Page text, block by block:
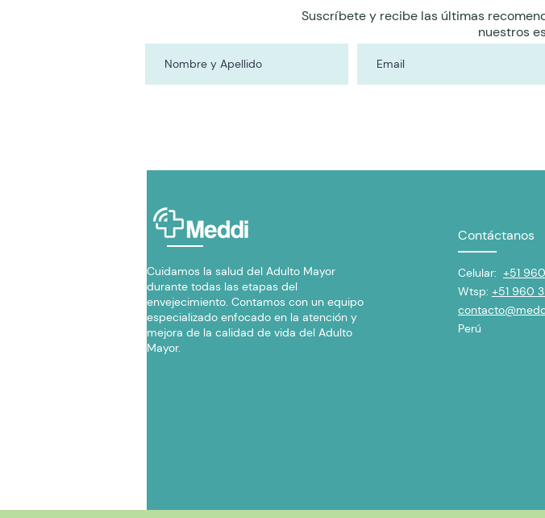
herramientas de "bajo costo y alto
la reserva cognitiva.
Suscríbete y recibe las últimas
nuestros
Cuidamos la salud del Adulto Mayor
durante todas las etapas del
envejecimiento. Contamos con un equipo
especializado enfocado en la atención y
mejora de la calidad de vida del Adulto
Mayor.
Contáctanos
Celular: +51
Wtsp: +51 960
Perú